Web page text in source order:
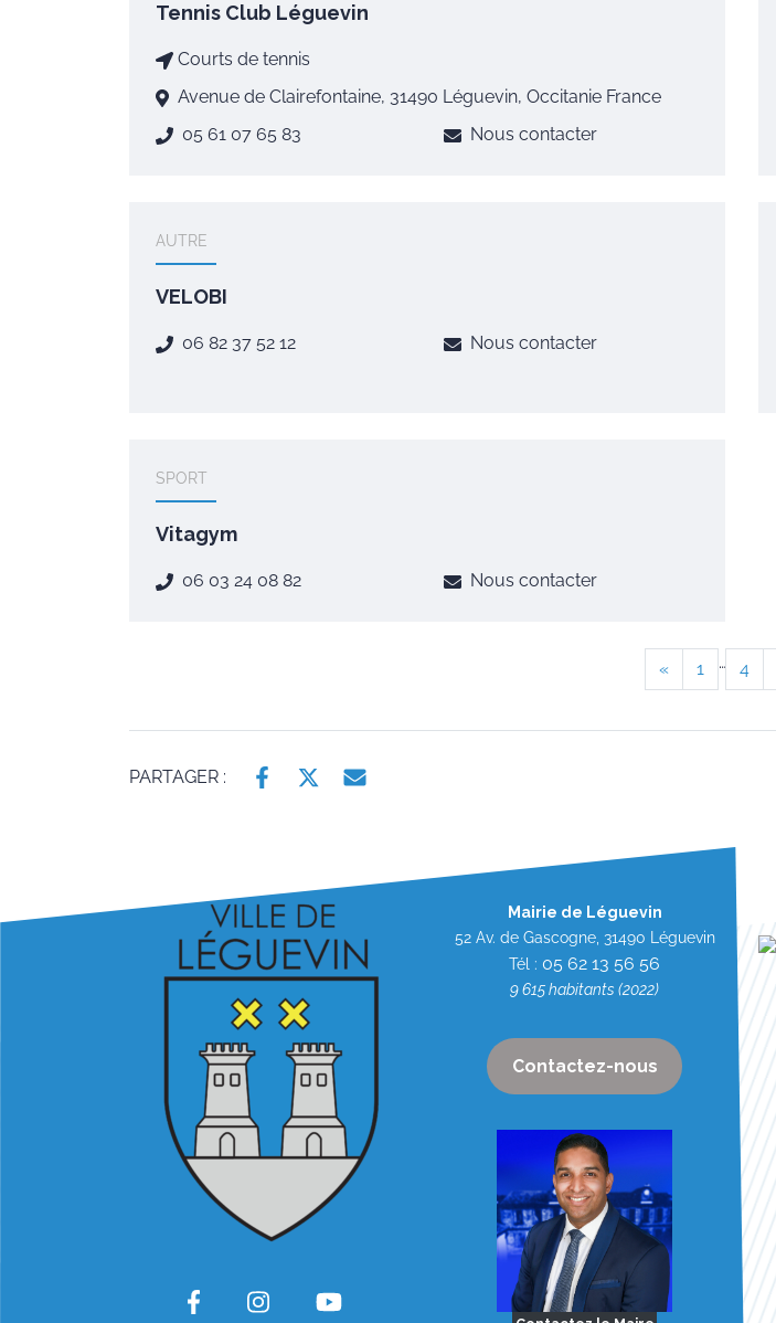
Tennis Club Léguevin
Courts de tennis
Avenue de Clairefontaine, 31490 Léguevin, Occitanie France
05 61 07 65 83
Nous contacter
AUTRE
VELOBI
06 82 37 52 12 Nous contacter
SPORT
Vitagym
06 03 24 08 82 Nous contacter
« 1 … 4
PARTAGER :
Mairie de Léguevin
52 Av. de Gascogne, 31490 Léguevin
Tél : 05 62 13 56 56
9 615 habitants (2022)
Contactez-nous